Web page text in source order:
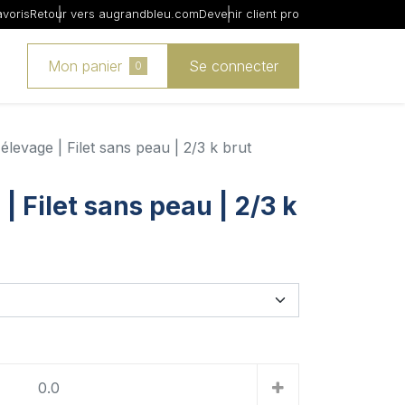
Retour vers augrandbleu.comDevenir client pro
Mon panier 0 Se connecter
| Filet sans peau | 2/3 k brut
Filet sans peau | 2/3 k